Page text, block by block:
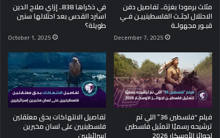
مثلث برمودا بغزة.. تفاصيل دفن
الاحتلال لجثـث الفلسطينييـن فـي
قبـور مجهولـة
December 7, 2025
في ذكراها 838.. إزاي صلاح الدين
استرد القدس بعد احتلالها سنين
طويلة؟
October 1, 2025
فيلم “فلسطين 36” اللي تم
ترشيحه رسميًا لتمثيل فلسطين
تفاصيل الانتهاكات بحق معتقلين
فلسطينيين على لسان مخبرين